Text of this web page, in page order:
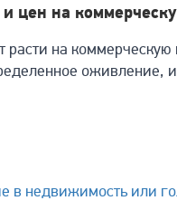
и цен на
на
оживление,
в недвижимость или